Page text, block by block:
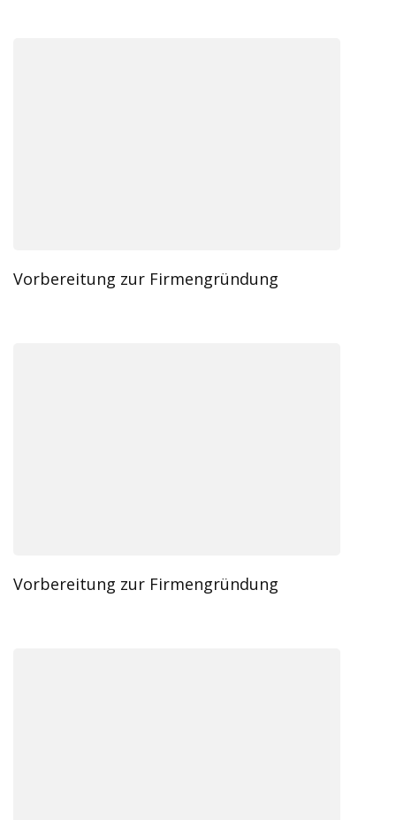
Vorbereitung zur Firmengründung
Vorbereitung zur Firmengründung